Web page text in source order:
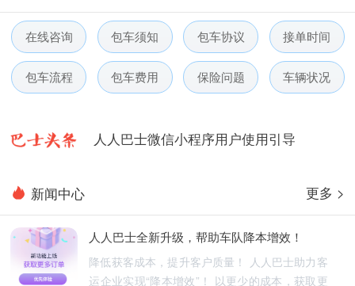
在线咨询 包车须知 包车协议 接单时间
包车流程 包车费用 保险问题 车辆状况
人人巴士春节放假通知-杭州包车网
人人巴士电话包车5月数据榜
人人巴士微信小程序用户使用引导
人人巴士五一放假通知-杭州包车网
人人巴士春节放假通知-杭州包车网
新闻中心 更多 >
人人巴士全新升级，帮助车队降本增效！
降低获客成本，提升客户质量！ 人人巴士助力客
运企业实现“降本增效”！ 以更少的成本，获取更